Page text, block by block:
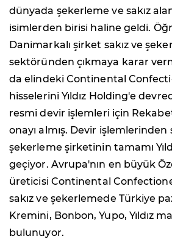
dünyada şekerleme ve sakız
isimlerden birisi haline geldi.
Danimarkalı şirket sakız ve
sektöründen çıkmaya karar
da elindeki Continental
hisselerini Yıldız Holding'e
resmi devir işlemleri için
onayı almış. Devir işlemlerinden
şekerleme şirketinin tamamı
geçiyor. Avrupa'nın en büyük
üreticisi Continental
sakız ve şekerlemede Türkiye
Kremini, Bonbon, Yupo, Yıldız
bulunuyor.